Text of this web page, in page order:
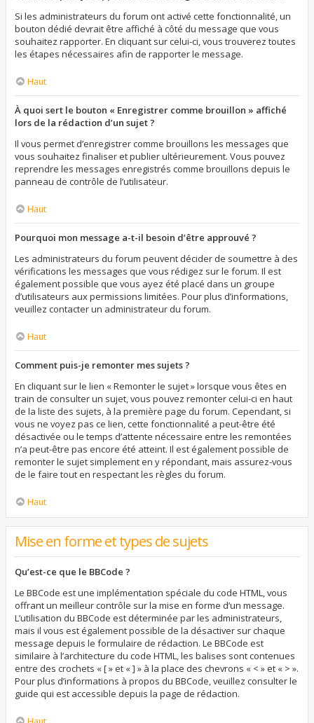
Si les administrateurs du forum ont activé cette fonctionnalité, un
bouton dédié devrait être affiché à côté du message que vous
souhaitez rapporter. En cliquant sur celui-ci, vous trouverez toutes
les étapes nécessaires afin de rapporter le message.
Haut
À quoi sert le bouton « Enregistrer comme brouillon » affiché
lors de la rédaction d’un sujet ?
Il vous permet d’enregistrer comme brouillons les messages que
vous souhaitez finaliser et publier ultérieurement. Vous pouvez
reprendre les messages enregistrés comme brouillons depuis le
panneau de contrôle de l’utilisateur.
Haut
Pourquoi mon message a-t-il besoin d’être approuvé ?
Les administrateurs du forum peuvent décider de soumettre à des
vérifications les messages que vous rédigez sur le forum. Il est
également possible que vous ayez été placé dans un groupe
d’utilisateurs aux permissions limitées. Pour plus d’informations,
veuillez contacter un administrateur du forum.
Haut
Comment puis-je remonter mes sujets ?
En cliquant sur le lien « Remonter le sujet » lorsque vous êtes en
train de consulter un sujet, vous pouvez remonter celui-ci en haut
de la liste des sujets, à la première page du forum. Cependant, si
vous ne voyez pas ce lien, cette fonctionnalité a peut-être été
désactivée ou le temps d’attente nécessaire entre les remontées
n’a peut-être pas encore été atteint. Il est également possible de
remonter le sujet simplement en y répondant, mais assurez-vous
de le faire tout en respectant les règles du forum.
Haut
Mise en forme et types de sujets
Qu’est-ce que le BBCode ?
Le BBCode est une implémentation spéciale du code HTML, vous
offrant un meilleur contrôle sur la mise en forme d’un message.
L’utilisation du BBCode est déterminée par les administrateurs,
mais il vous est également possible de la désactiver sur chaque
message depuis le formulaire de rédaction. Le BBCode est
similaire à l’architecture du code HTML, les balises sont contenues
entre des crochets « [ » et « ] » à la place des chevrons « < » et « > ».
Pour plus d’informations à propos du BBCode, veuillez consulter le
guide qui est accessible depuis la page de rédaction.